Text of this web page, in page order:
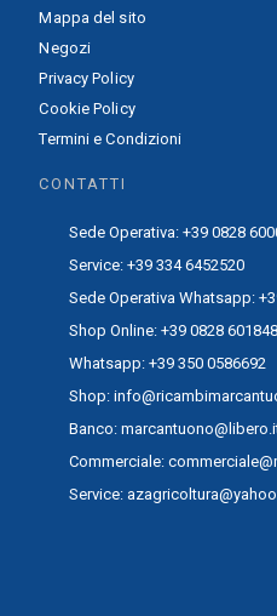
Mappa del sito
Negozi
Privacy Policy
Cookie Policy
Termini e Condizioni
CONTATTI
Sede Operativa: +39 0828
Service: +39 334 6452520
Sede Operativa Whatsapp:
Shop Online: +39 0828 601848
Whatsapp: +39 350 0586692
Shop:
Banco:
Commerciale:
Service: